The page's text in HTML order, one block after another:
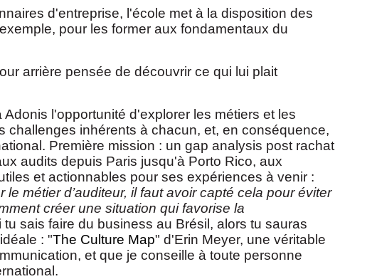
d'entreprise, l'école met à la disposition des
pour les former aux fondamentaux du
arrière pensée de découvrir ce qui lui plait
l'opportunité d'explorer les métiers et les
challenges inhérents à chacun, et, en conséquence,
Première mission : un gap analysis post rachat
audits depuis Paris jusqu'à Porto Rico, aux
et actionnables pour ses expériences à venir :
métier d’auditeur, il faut avoir capté cela pour éviter
créer une situation qui favorise la
sais faire du business au Brésil, alors tu sauras
: "The Culture Map" d'Erin Meyer, une véritable
et que je conseille à toute personne